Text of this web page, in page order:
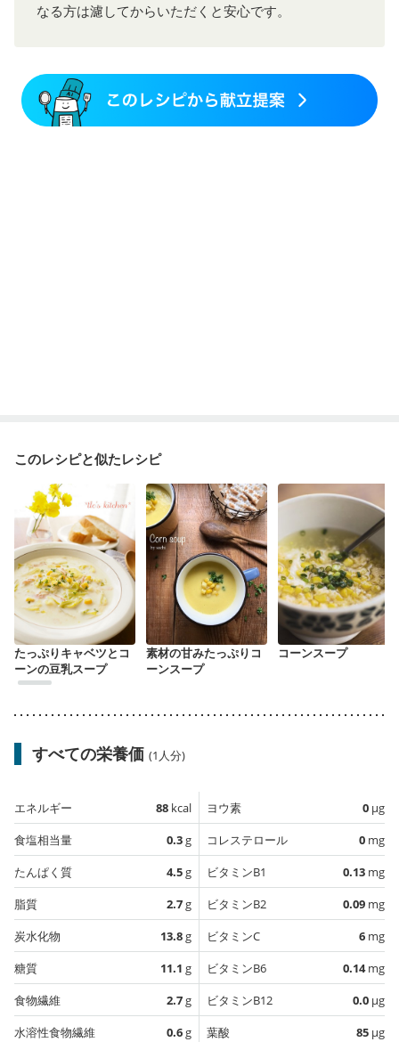
なる方は濾してからいただくと安心です。
このレシピと似たレシピ
たっぷりキャベツとコ
ーンの豆乳スープ
素材の甘みたっぷりコ
ーンスープ
コーンスープ
すべての栄養価 (1人分)
エネルギー 88 kcal
食塩相当量
0.3g
たんぱく質
4.5g
脂質
2.7g
炭水化物
13.8g
糖質
11.1 g
食物繊維
2.7g
水溶性食物繊維
0.6g
ヨウ素 0 µg
コレステロール
0 mg
ビタミンB1
0.13 mg
ビタミンB2
0.09 mg
ビタミンC
6 mg
ビタミンB6
0.14mg
ビタミンB12
0.0 µg
葉酸
85 µg